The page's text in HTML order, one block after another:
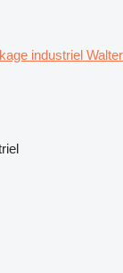
industriel Walter